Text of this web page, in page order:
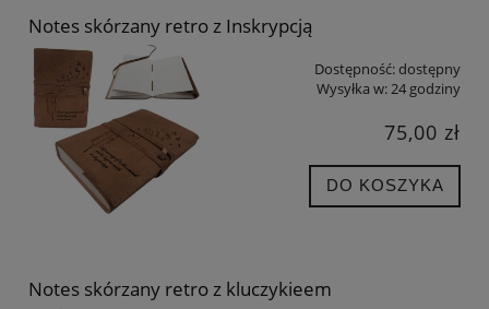
Notes skórzany retro z Inskrypcją
Dostępność:dostępny
Wysyłka w:24 godziny
75,00 zł
DO KOSZYKA
Notes skórzany retro z kluczykieem